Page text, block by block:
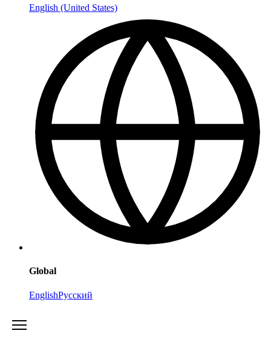
English (United States)
Global
EnglishРусский